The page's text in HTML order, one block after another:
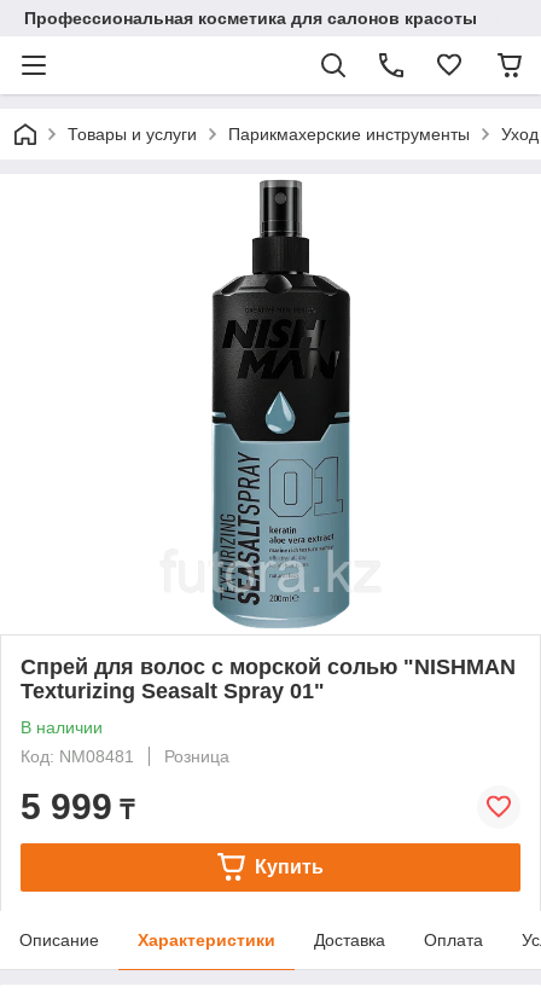
Профессиональная косметика для салонов красоты
Товары и услуги Парикмахерские инструменты
Спрей для волос с морской солью "NISHMAN
Texturizing Seasalt Spray 01"
В наличии
Код: NM08481
Розница
5 999 ₸
Купить
Описание Характеристики Доставка Оплата